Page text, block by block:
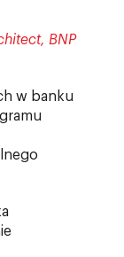
BNP
w banku